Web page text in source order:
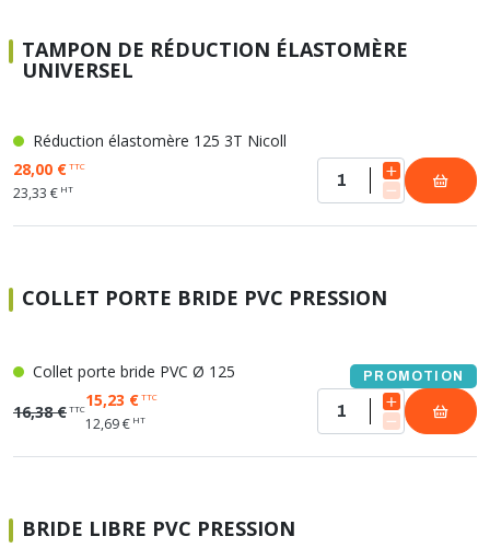
TAMPON DE RÉDUCTION ÉLASTOMÈRE
UNIVERSEL
Réduction élastomère 125 3T Nicoll
28,00 €TTC
23,33 € HT
COLLET PORTE BRIDE PVC PRESSION
Collet porte bride PVC Ø 125 PROMOTION
16,38 €TTC15,23 €TTC
12,69 € HT
BRIDE LIBRE PVC PRESSION